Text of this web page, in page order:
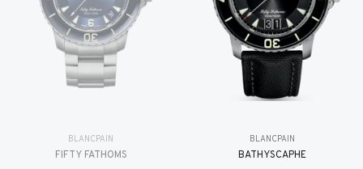
BLANCPAIN
FIFTY FATHOMS
BLANCPAIN
BATHYSCAPHE